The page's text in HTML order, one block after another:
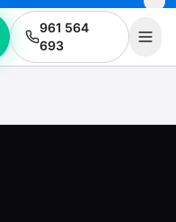
961 564
693